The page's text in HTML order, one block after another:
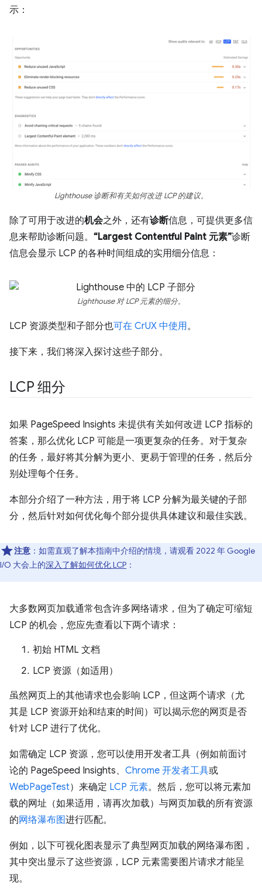
示：
Lighthouse 诊断和有关如何改进 LCP 的建议。
除了可用于改进的机会之外，还有诊断信息，可提供更多信
息来帮助诊断问题。 “Largest Contentful Paint 元素”诊断
信息会显示 LCP 的各种时间组成的实用细分信息：
Lighthouse 对 LCP 元素的细分。
LCP 资源类型和子部分也可在 CrUX 中使用。
接下来，我们将深入探讨这些子部分。
LCP 细分
如果 PageSpeed Insights 未提供有关如何改进 LCP 指标的
答案，那么优化 LCP 可能是一项更复杂的任务。对于复杂
的任务，最好将其分解为更小、更易于管理的任务，然后分
别处理每个任务。
本部分介绍了一种方法，用于将 LCP 分解为最关键的子部
分，然后针对如何优化每个部分提供具体建议和最佳实践。
注意 ：如需直观了解本指南中介绍的情境，请观看 2022 年 Google
I/O 大会上的深入了解如何优化 LCP ：
大多数网页加载通常包含许多网络请求，但为了确定可缩短
LCP 的机会，您应先查看以下两个请求：
初始 HTML 文档
LCP 资源（如适用）
虽然网页上的其他请求也会影响 LCP，但这两个请求（尤
其是 LCP 资源开始和结束的时间）可以揭示您的网页是否
针对 LCP 进行了优化。
如需确定 LCP 资源，您可以使用开发者工具（例如前面讨
论的 PageSpeed Insights、 Chrome 开发者工具或
WebPageTest）来确定 LCP 元素。然后，您可以将元素加
载的网址（如果适用，请再次加载）与网页加载的所有资源
的网络瀑布图进行匹配。
例如，以下可视化图表显示了典型网页加载的网络瀑布图，
其中突出显示了这些资源，LCP 元素需要图片请求才能呈
现。